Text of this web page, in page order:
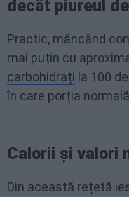
decât piureul
Practic, mâncând
mai puțin cu
carbohidrați la 100
în care porția
Calorii și valori
Din această rețetă